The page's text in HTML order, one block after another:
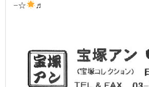
−☆
♬